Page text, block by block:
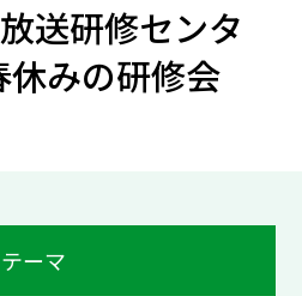
送研修センタ
みの研修会
テーマ